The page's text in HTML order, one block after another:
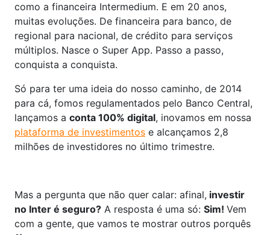
como a financeira Intermedium. E em 20 anos,
muitas evoluções. De financeira para banco, de
regional para nacional, de crédito para serviços
múltiplos. Nasce o Super App. Passo a passo,
conquista a conquista.
Só para ter uma ideia do nosso caminho, de 2014
para cá, fomos regulamentados pelo Banco Central,
lançamos a conta 100% digital, inovamos em nossa
plataforma de investimentos e alcançamos 2,8
milhões de investidores no último trimestre.
Mas a pergunta que não quer calar: afinal, investir
no Inter é seguro? A resposta é uma só: Sim! Vem
com a gente, que vamos te mostrar outros porquês